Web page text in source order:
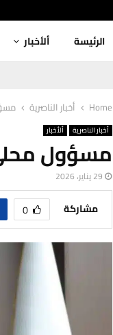
الرئيسة ألأخبار
Home أخبار الناصرية
أخبار الناصرية ألأخبار
مسؤول
29 يناير، 2026
مشاركة 0